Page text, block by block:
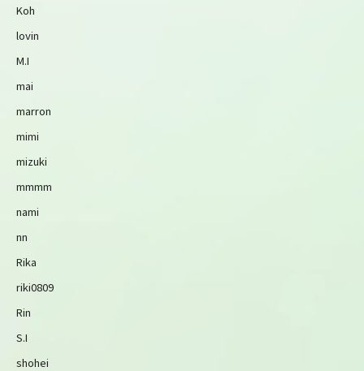
Koh
lovin
M.I
mai
marron
mimi
mizuki
mmmm
nami
nn
Rika
riki0809
Rin
S.I
shohei